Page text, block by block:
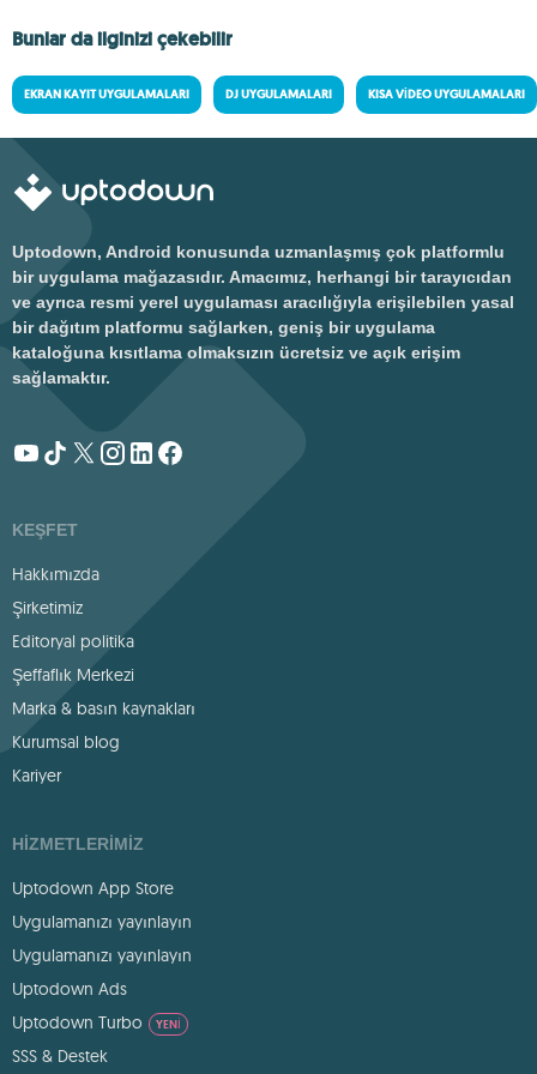
Bunlar da ilginizi çekebilir
EKRAN KAYIT UYGULAMALARI DJ UYGULAMALARI KISA VIDEO UYGULAMALARI
Uptodown, Android konusunda uzmanlaşmış çok platformlu
bir uygulama mağazasıdır. Amacımız, herhangi bir tarayıcıdan
ve ayrıca resmi yerel uygulaması aracılığıyla erişilebilen yasal
bir dağıtım platformu sağlarken, geniş bir uygulama
kataloğuna kısıtlama olmaksızın ücretsiz ve açık erişim
sağlamaktır.
KEŞFET
Hakkımızda
Şirketimiz
Editoryal politika
Şeffaflık Merkezi
Marka & basın kaynakları
Kurumsal blog
Kariyer
HIZMETLERIMIZ
Uptodown App Store
Uygulamanızı yayınlayın
Uygulamanızı yayınlayın
Uptodown Ads
Uptodown Turbo
YENI
SSS & Destek